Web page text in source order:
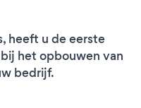
heeft u de eerste
het opbouwen van
bedrijf.